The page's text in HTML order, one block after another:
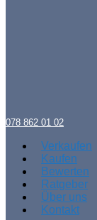
078 862 01 02
Verkaufen
Kaufen
Bewerten
Ratgeber
Über uns
Kontakt